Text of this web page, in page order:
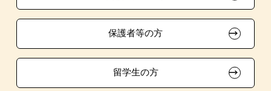
自己推薦入学
在校生・卒業生紹介推薦入学
大学生・短期大学生特別入学
大原学園グループ案内
採用ご担当の方
保護者等の方
留学生の方